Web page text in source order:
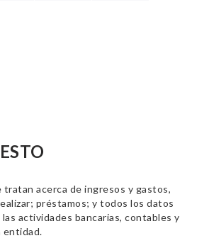
acerca de ingresos y gastos,
préstamos; y todos los datos
actividades bancarias, contables y
entidad.